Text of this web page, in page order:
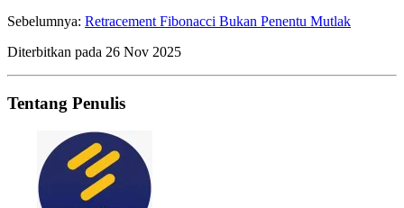
Sebelumnya: Retracement Fibonacci Bukan Penentu Mutlak
Diterbitkan pada 26 Nov 2025
Tentang Penulis